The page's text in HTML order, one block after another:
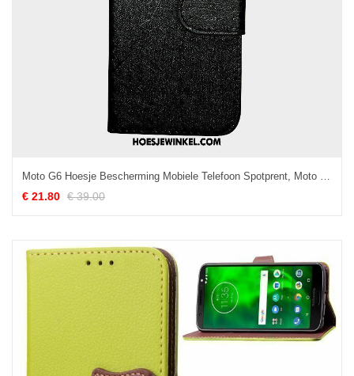
Moto G6 Hoesje Bescherming Mobiele Telefoon Spotprent, Moto G6 Hoesje Folio Hoes
€ 21.80 € 39.00